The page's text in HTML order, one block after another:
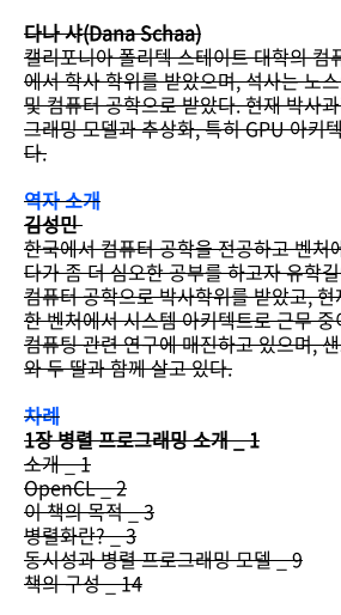
다나 샤(Dana Schaa)
캘리포니아 폴리텍 스테이트 대학의 컴
에서 학사 학위를 받았으며, 석사는 노
및 컴퓨터 공학으로 받았다. 현재 박사
그래밍 모델과 추상화, 특히 GPU 아키
다.
역자 소개
김성민
한국에서 컴퓨터 공학을 전공하고 벤처
다가 좀 더 심오한 공부를 하고자 유학
컴퓨터 공학으로 박사학위를 받았고,
한 벤처에서 시스템 아키텍트로 근무
컴퓨팅 관련 연구에 매진하고 있으며,
와 두 딸과 함께 살고 있다.
차례
1장 병렬 프로그래밍 소개 _ 1
소개 _ 1
OpenCL _ 2
이 책의 목적 _ 3
병렬화란? _ 3
동시성과 병렬 프로그래밍 모델 _ 9
책의 구성 _ 14